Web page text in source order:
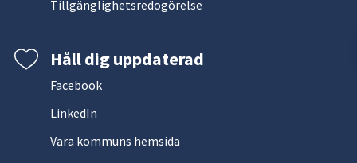
Tillgänglighetsredogörelse
Håll dig uppdaterad
Facebook
LinkedIn
Vara kommuns hemsida